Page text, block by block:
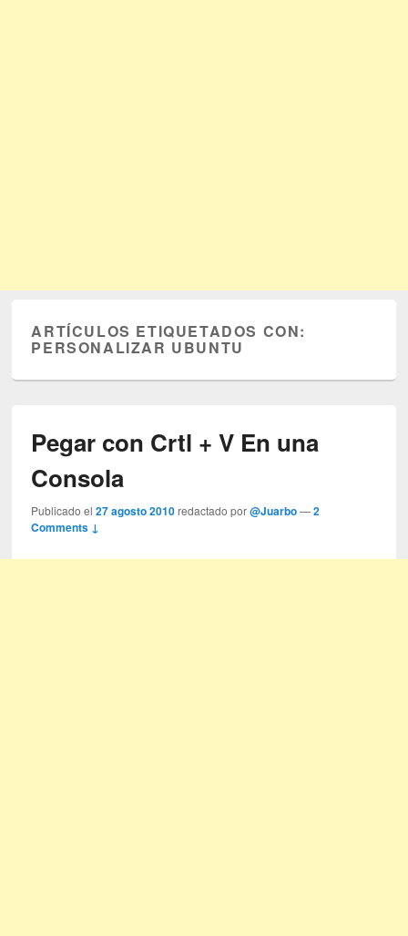
ARTÍCULOS ETIQUETADOS CON:
PERSONALIZAR UBUNTU
Pegar con Crtl + V En una
Consola
Publicado el27 agosto 2010 redactado por@Juarbo —2
Comments ↓